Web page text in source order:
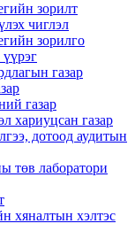
зорилт
чиглэл
зорилго
газар
газар
хариуцсан газар
дотоод аудитын
төв лаборатори
хяналтын хэлтэс